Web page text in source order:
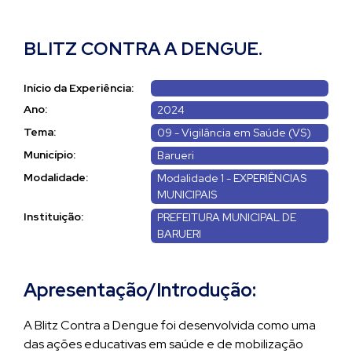
BLITZ CONTRA A DENGUE.
Início da Experiência:
Ano:
2024
Tema:
09 - Vigilância em Saúde (VS)
Município:
Barueri
Modalidade:
Modalidade 1 - EXPERIÊNCIAS
MUNICIPAIS
Instituição:
PREFEITURA MUNICIPAL DE
BARUERI
Apresentação/Introdução:
A Blitz Contra a Dengue foi desenvolvida como uma
das ações educativas em saúde e de mobilização